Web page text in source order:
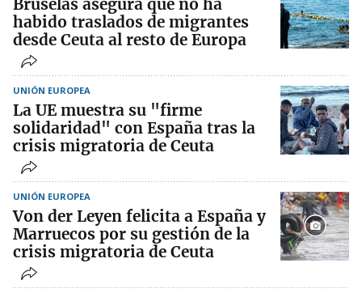
habido traslados de migrantes
desde Ceuta al resto de Europa
UNIÓN EUROPEA
La UE muestra su "firme
solidaridad" con España tras la
crisis migratoria de Ceuta
UNIÓN EUROPEA
Von der Leyen felicita a España y
Marruecos por su gestión de la
crisis migratoria de Ceuta